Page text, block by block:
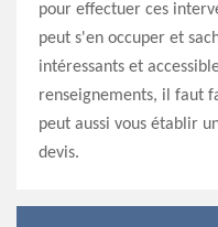
pour effectuer ces
peut s'en occuper et
intéressants et
renseignements, il faut
peut aussi vous établir
devis.